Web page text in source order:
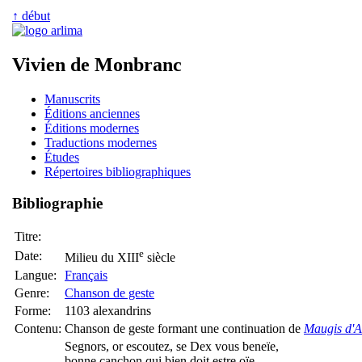
↑ début
Vivien de Monbranc
Manuscrits
Éditions anciennes
Éditions modernes
Traductions modernes
Études
Répertoires bibliographiques
Bibliographie
Titre:
Date:
Milieu du XIIIe siècle
Langue:
Français
Genre:
Chanson de geste
Forme:
1103 alexandrins
Contenu: Chanson de geste formant une continuation de Maugis
Segnors, or escoutez, se Dex vous beneïe,